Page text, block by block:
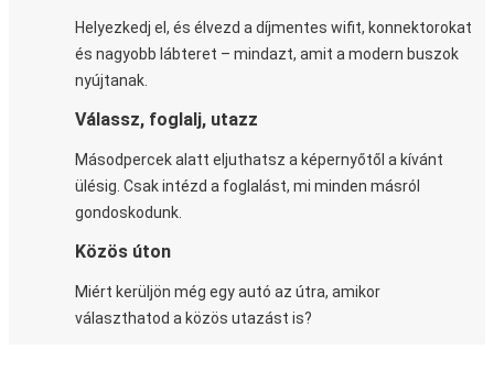
Helyezkedj el, és élvezd a díjmentes wifit, konnektorokat
és nagyobb lábteret – mindazt, amit a modern buszok
nyújtanak.
Válassz, foglalj, utazz
Másodpercek alatt eljuthatsz a képernyőtől a kívánt
ülésig. Csak intézd a foglalást, mi minden másról
gondoskodunk.
Közös úton
Miért kerüljön még egy autó az útra, amikor
választhatod a közös utazást is?